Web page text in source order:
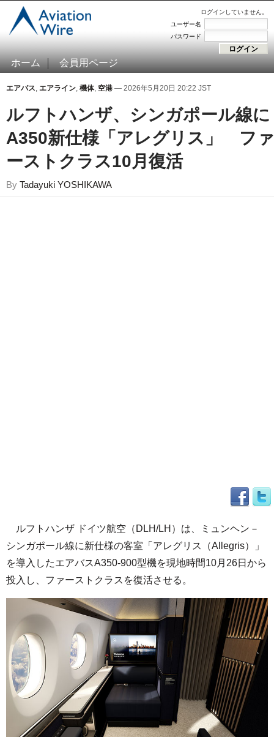
ログインしていません。
ユーザー名
パスワード
ホーム 会員用ページ
エアバス, エアライン, 機体, 空港 — 2026年5月20日 20:22 JST
ルフトハンザ、シンガポール線に
A350新仕様「アレグリス」 ファ
ーストクラス10月復活
By Tadayuki YOSHIKAWA
ルフトハンザ ドイツ航空（DLH/LH）は、ミュンヘン－
シンガポール線に新仕様の客室「アレグリス（Allegris）」
を導入したエアバスA350-900型機を現地時間10月26日から
投入し、ファーストクラスを復活させる。